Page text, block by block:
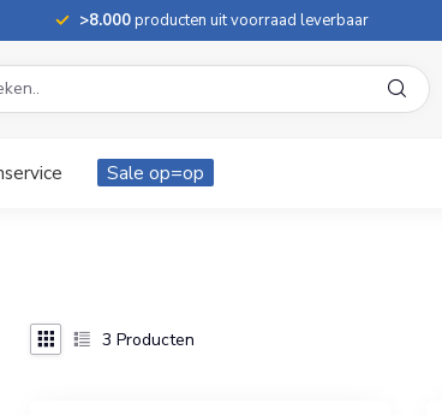
>8.000producten uit voorraad leverbaar
Sale op=op
3 Producten